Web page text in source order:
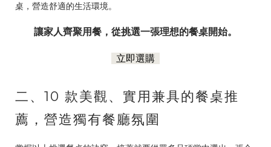
桌，營造舒適的生活環境。
讓家人齊聚用餐，從挑選一張理想的餐桌開始。
立即選購
二、10 款美觀、實用兼具的餐桌推
薦，營造獨有餐廳氛圍